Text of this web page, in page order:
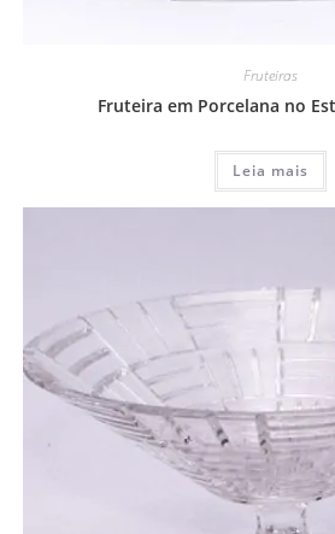
Fruteiras
Fruteira em Porcelana no
Leia mais